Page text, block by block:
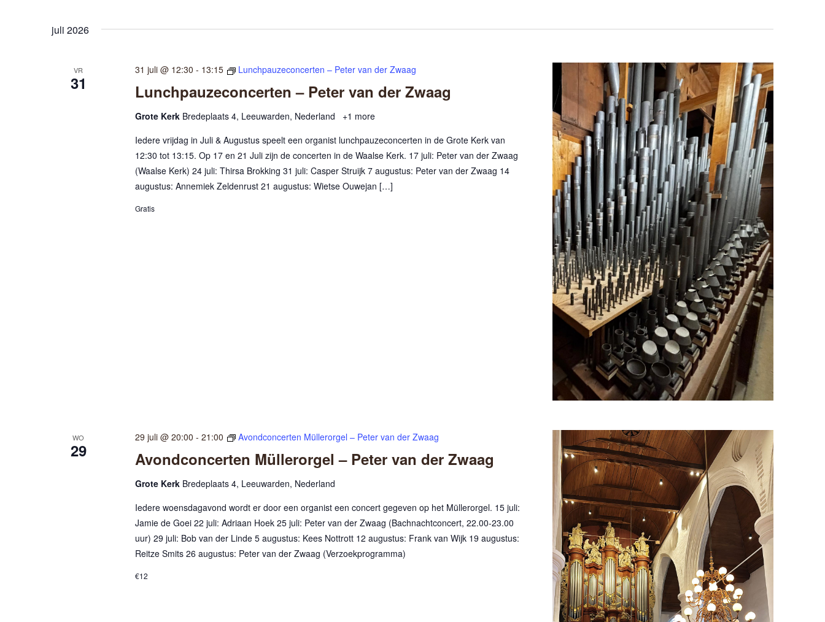
juli 2026
VR
31 Lunchpauzeconcerten – Peter van der Zwaag
31 juli @ 12:30 - 13:15 Lunchpauzeconcerten – Peter van der Zwaag
Grote Kerk Bredeplaats 4, Leeuwarden, Nederland
+1 more
Iedere vrijdag in Juli & Augustus speelt een organist lunchpauzeconcerten in de Grote Kerk van
12:30 tot 13:15. Op 17 en 21 Juli zijn de concerten in de Waalse Kerk. 17 juli: Peter van der Zwaag
(Waalse Kerk) 24 juli: Thirsa Brokking 31 juli: Casper Struijk 7 augustus: Peter van der Zwaag 14
augustus: Annemiek Zeldenrust 21 augustus: Wietse Ouwejan […]
Gratis
WO
29 Avondconcerten Müllerorgel – Peter van der Zwaag
29 juli @ 20:00 - 21:00 Avondconcerten Müllerorgel – Peter van der Zwaag
Grote Kerk Bredeplaats 4, Leeuwarden, Nederland
Iedere woensdagavond wordt er door een organist een concert gegeven op het Müllerorgel. 15 juli:
Jamie de Goei 22 juli: Adriaan Hoek 25 juli: Peter van der Zwaag (Bachnachtconcert, 22.00-23.00
uur) 29 juli: Bob van der Linde 5 augustus: Kees Nottrott 12 augustus: Frank van Wijk 19 augustus:
Reitze Smits 26 augustus: Peter van der Zwaag (Verzoekprogramma)
€12